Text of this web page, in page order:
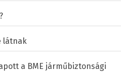
látnak
a BME járműbiztonsági